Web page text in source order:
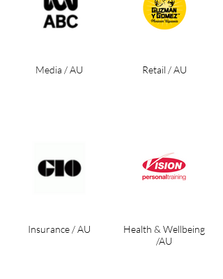
Media / AU Retail / AU
Insurance / AU
Health & Wellbeing
/AU